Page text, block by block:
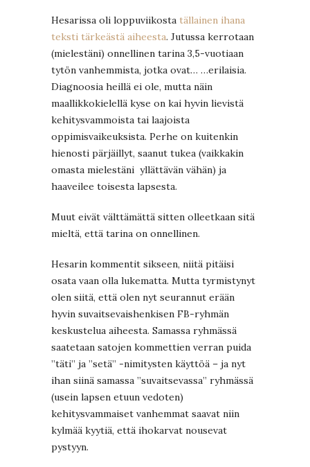
Hesarissa oli loppuviikosta tällainen ihana
teksti tärkeästä aiheesta. Jutussa kerrotaan
(mielestäni) onnellinen tarina 3,5-vuotiaan
tytön vanhemmista, jotka ovat… …erilaisia.
Diagnoosia heillä ei ole, mutta näin
maallikkokielellä kyse on kai hyvin lievistä
kehitysvammoista tai laajoista
oppimisvaikeuksista. Perhe on kuitenkin
hienosti pärjäillyt, saanut tukea (vaikkakin
omasta mielestäni yllättävän vähän) ja
haaveilee toisesta lapsesta.
Muut eivät välttämättä sitten olleetkaan sitä
mieltä, että tarina on onnellinen.
Hesarin kommentit sikseen, niitä pitäisi
osata vaan olla lukematta. Mutta tyrmistynyt
olen siitä, että olen nyt seurannut erään
hyvin suvaitsevaishenkisen FB-ryhmän
keskustelua aiheesta. Samassa ryhmässä
saatetaan satojen kommettien verran puida
”täti” ja ”setä” -nimitysten käyttöä – ja nyt
ihan siinä samassa ”suvaitsevassa” ryhmässä
(usein lapsen etuun vedoten)
kehitysvammaiset vanhemmat saavat niin
kylmää kyytiä, että ihokarvat nousevat
pystyyn.